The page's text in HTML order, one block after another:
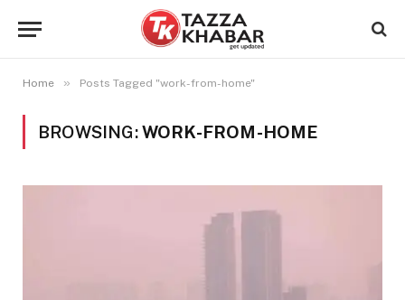
Home » Posts Tagged "work-from-home"
BROWSING:WORK-FROM-HOME